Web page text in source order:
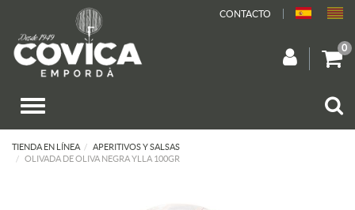
CONTACTO
0
TIENDA EN LÍNEA
APERITIVOS Y SALSAS
OLIVADA DE OLIVA NEGRA YLLA 100GR